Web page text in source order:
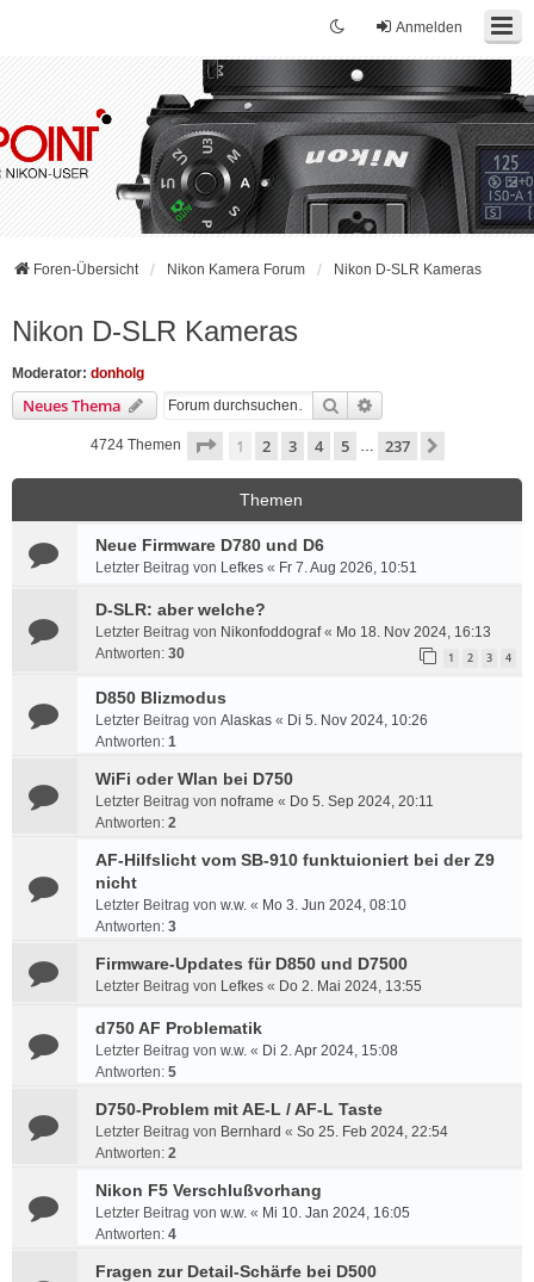
Anmelden
Foren-Übersicht Nikon Kamera Forum Nikon D-SLR Kameras
Nikon D-SLR Kameras
Moderator: donholg
Neues Thema Suche
4724 Themen Seite 1von 237
1 2 3 4 5 … 237
Themen
Neue Firmware D780 und D6
Letzter Beitrag von Lefkes « Fr 7. Aug 2026, 10:51
D-SLR: aber welche?
Letzter Beitrag von Nikonfoddograf« Mo 18. Nov 2024, 16:13
Antworten: 30 1 2 3 4
D850 Blizmodus
Letzter Beitrag von Alaskas « Di 5. Nov 2024, 10:26
Antworten: 1
WiFi oder Wlan bei D750
Letzter Beitrag von noframe « Do 5. Sep 2024, 20:11
Antworten: 2
AF-Hilfslicht vom SB-910 funktuioniert bei der Z9
nicht
Letzter Beitrag von w.w. « Mo 3. Jun 2024, 08:10
Antworten: 3
Firmware-Updates für D850 und D7500
Letzter Beitrag von Lefkes « Do 2. Mai 2024, 13:55
d750 AF Problematik
Letzter Beitrag von w.w. « Di 2. Apr 2024, 15:08
Antworten: 5
D750-Problem mit AE-L / AF-L Taste
Letzter Beitrag von Bernhard « So 25. Feb 2024, 22:54
Antworten: 2
Nikon F5 Verschlußvorhang
Letzter Beitrag von w.w. « Mi 10. Jan 2024, 16:05
Antworten: 4
Fragen zur Detail-Schärfe bei D500